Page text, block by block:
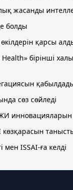
жасанды
болды
қарсы
бірінші
сөз сөйледі
көзқарасын
ISSAI-ға келді